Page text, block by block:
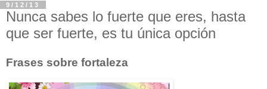
9/12/13
Nunca sabes lo fuerte que eres, hasta
que ser fuerte, es tu única opción
Frases sobre fortaleza